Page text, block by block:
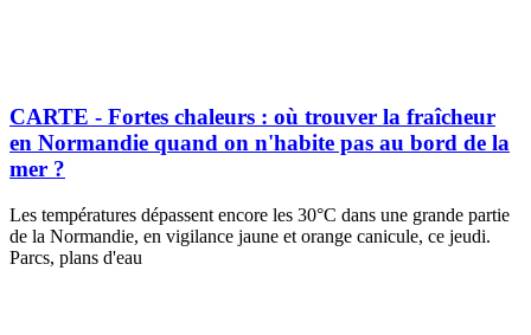
CARTE - Fortes chaleurs : où trouver la fraîcheur
en Normandie quand on n'habite pas au bord de la
mer ?
Les températures dépassent encore les 30°C dans une grande partie
de la Normandie, en vigilance jaune et orange canicule, ce jeudi.
Parcs, plans d'eau